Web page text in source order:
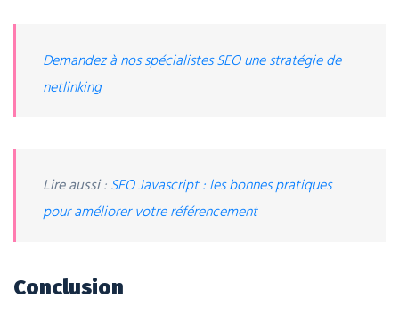
Demandez à nos spécialistes SEO une stratégie de
netlinking
Lire aussi: SEO Javascript : les bonnes pratiques
pour améliorer votre référencement
Conclusion